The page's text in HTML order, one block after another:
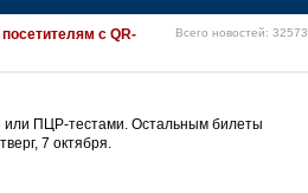
с QR-
Всего новостей: 32573
или ПЦР-тестами. Остальным билеты
7 октября.